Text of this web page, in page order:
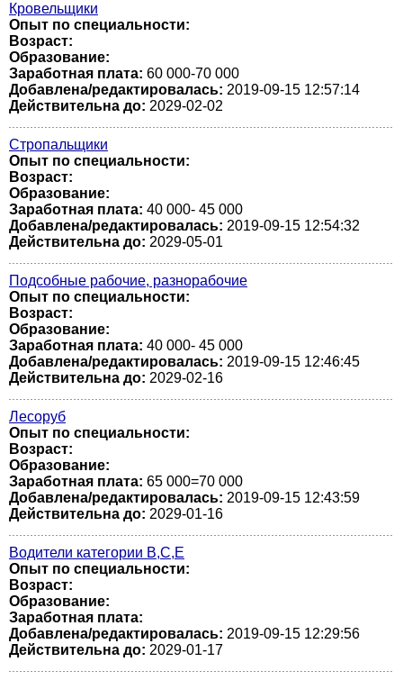
Кровельщики
Опыт по специальности:
Возраст:
Образование:
Заработная плата: 60 000-70 000
Добавлена/редактировалась: 2019-09-15 12:57:14
Действительна до: 2029-02-02
Стропальщики
Опыт по специальности:
Возраст:
Образование:
Заработная плата: 40 000- 45 000
Добавлена/редактировалась: 2019-09-15 12:54:32
Действительна до: 2029-05-01
Подсобные рабочие, разнорабочие
Опыт по специальности:
Возраст:
Образование:
Заработная плата: 40 000- 45 000
Добавлена/редактировалась: 2019-09-15 12:46:45
Действительна до: 2029-02-16
Лесоруб
Опыт по специальности:
Возраст:
Образование:
Заработная плата: 65 000=70 000
Добавлена/редактировалась: 2019-09-15 12:43:59
Действительна до: 2029-01-16
Водители категории В,С,Е
Опыт по специальности:
Возраст:
Образование:
Заработная плата:
Добавлена/редактировалась: 2019-09-15 12:29:56
Действительна до: 2029-01-17